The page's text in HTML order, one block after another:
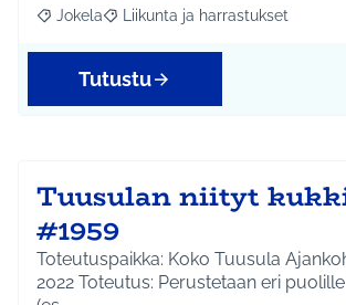
Rajaa tulokset aihepiirin mukaan: Jokela
Jokela Rajaa tulokset teeman mukaan:
Liikunta ja harrastukset
Tutustu
Tuusulan niityt
#1959
Toteutuspaikka: Koko Tuusula
2022 Toteutus: Perustetaan eri